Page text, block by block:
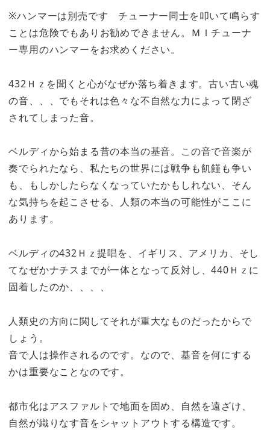
※ハンマーは別売です チューナー同士を叩いて鳴らす
ことは危険でもありお勧めできません。ＭＩチューナ
ー専用のハンマーをお求めください。
432Ｈｚを聞くと心がなぜか落ち着きます。古い古い魂
の音、、、でもそれは色々な不自然な力によって閉ざ
されてしまった音。
ベルディから始まる昔の本当の基音。この音で音楽が
奏でられたなら、私たちの世界には戦争も飢饉も争い
も、もしかしたらなくなっていたかもしれない、そん
な気持ちを起こさせる、人類の本当の可能性がここに
あります。
ベルディの432Ｈｚ提唱を、イギリス、アメリカ、そし
てなぜかナチスまでが一体となって反対し、440Ｈｚに
固着したのか、、、、
人類史の方向に関してそれが重大なものだったからで
しょう。
音で人は操作されるのです。なので、基音を何にする
かは重要なことなのです。
都市化はアスファルトで地面を固め、自然を遠ざけ、
自然が織りなす音をシャットアウトする構造です。